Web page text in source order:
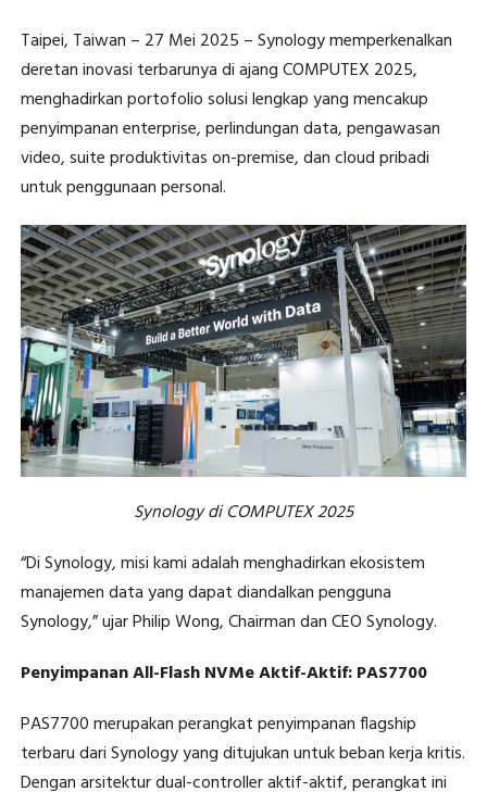
Taipei, Taiwan – 27 Mei 2025 – Synology memperkenalkan
deretan inovasi terbarunya di ajang COMPUTEX 2025,
menghadirkan portofolio solusi lengkap yang mencakup
penyimpanan enterprise, perlindungan data, pengawasan
video, suite produktivitas on-premise, dan cloud pribadi
untuk penggunaan personal.
Synology di COMPUTEX 2025
“Di Synology, misi kami adalah menghadirkan ekosistem
manajemen data yang dapat diandalkan pengguna
Synology,” ujar Philip Wong, Chairman dan CEO Synology.
Penyimpanan All-Flash NVMe Aktif-Aktif: PAS7700
PAS7700 merupakan perangkat penyimpanan flagship
terbaru dari Synology yang ditujukan untuk beban kerja kritis.
Dengan arsitektur dual-controller aktif-aktif, perangkat ini